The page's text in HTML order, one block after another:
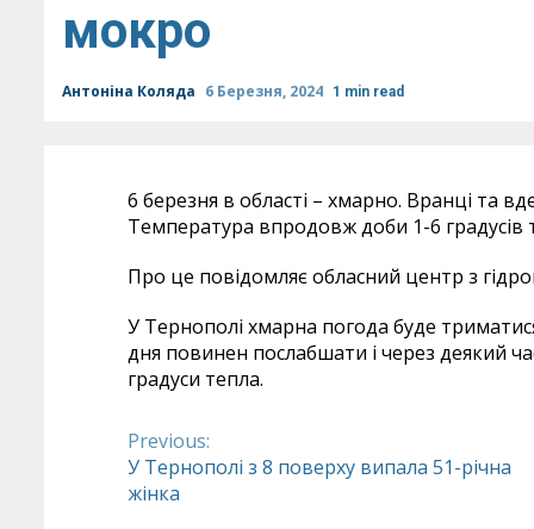
мокро
Антоніна Коляда 6 Березня, 2024 1 min read
6 березня в області – хмарно. Вранці та
Температура впродовж доби 1-6 градусів
Про це повідомляє обласний центр з
У Тернополі хмарна погода буде
дня повинен послабшати і через деякий
градуси тепла.
Continue
Reading
Previous:
У Тернополі з 8 поверху випала 51-річна
жінка